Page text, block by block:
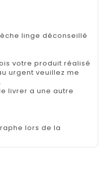
linge déconseillé
votre produit réalisé
urgent veuillez me
livrer a une autre
lors de la